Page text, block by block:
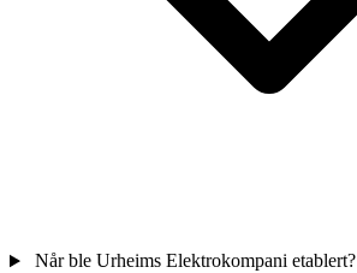
Når ble Urheims Elektrokompani etablert?